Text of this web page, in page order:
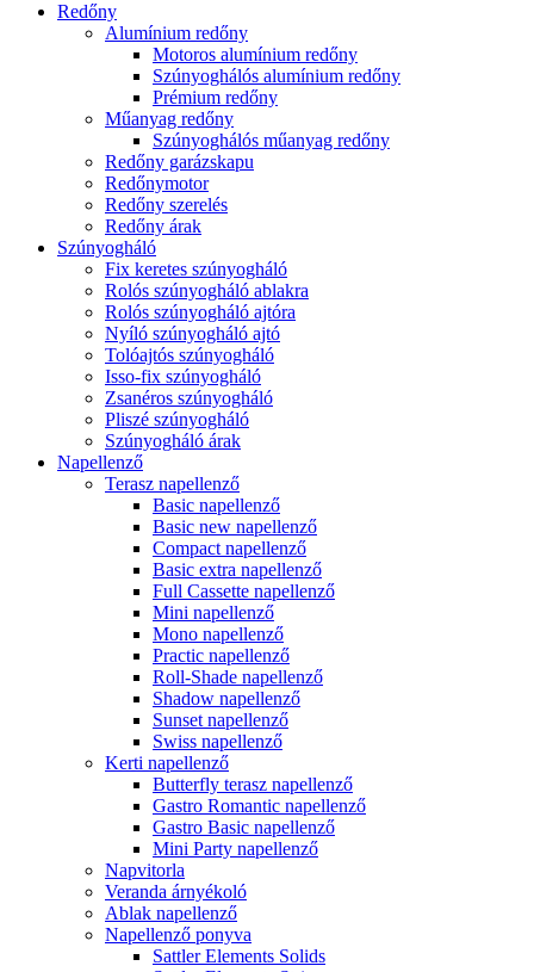
Redőny
Alumínium redőny
Motoros alumínium redőny
Szúnyoghálós alumínium redőny
Prémium redőny
Műanyag redőny
Szúnyoghálós műanyag redőny
Redőny garázskapu
Redőnymotor
Redőny szerelés
Redőny árak
Szúnyogháló
Fix keretes szúnyogháló
Rolós szúnyogháló ablakra
Rolós szúnyogháló ajtóra
Nyíló szúnyogháló ajtó
Tolóajtós szúnyogháló
Isso-fix szúnyogháló
Zsanéros szúnyogháló
Pliszé szúnyogháló
Szúnyogháló árak
Napellenző
Terasz napellenző
Basic napellenző
Basic new napellenző
Compact napellenző
Basic extra napellenző
Full Cassette napellenző
Mini napellenző
Mono napellenző
Practic napellenző
Roll-Shade napellenző
Shadow napellenző
Sunset napellenző
Swiss napellenző
Kerti napellenző
Butterfly terasz napellenző
Gastro Romantic napellenző
Gastro Basic napellenző
Mini Party napellenző
Napvitorla
Veranda árnyékoló
Ablak napellenző
Napellenző ponyva
Sattler Elements Solids